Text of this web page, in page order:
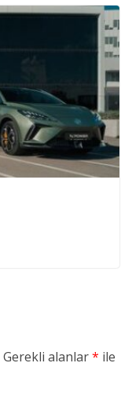
Gerekli alanlar* ile